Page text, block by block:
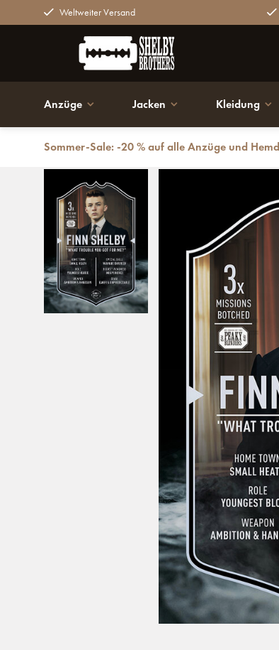
Weltweiter Versand
Anzüge Jacken Kleidung
Sommer-Sale: -20 % auf alle Anzüge und
Zurück Finn Shelby | Ultimative Karte |